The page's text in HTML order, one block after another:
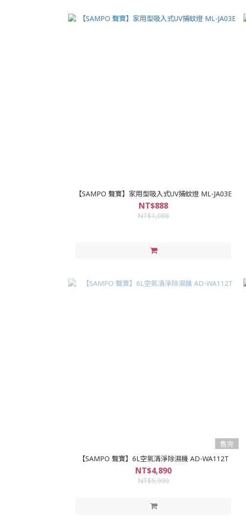
【SAMPO 聲寶】家用型吸入式UV捕蚊燈 ML-JA03E
NT$888
NT$1,088
售完
【SAMPO 聲寶】6L空氣清淨除濕機 AD-WA112T
NT$4,890
NT$5,990